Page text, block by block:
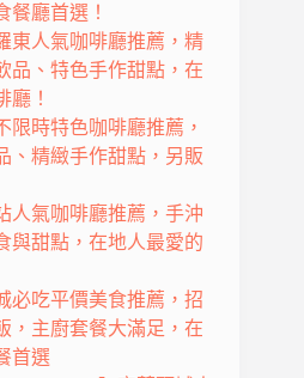
餐廳首選！
東人氣咖啡廳推薦，精
品、特色手作甜點，在
廳！
限時特色咖啡廳推薦，
、精緻手作甜點，另販
人氣咖啡廳推薦，手沖
與甜點，在地人最愛的
必吃平價美食推薦，招
，主廚套餐大滿足，在
首選